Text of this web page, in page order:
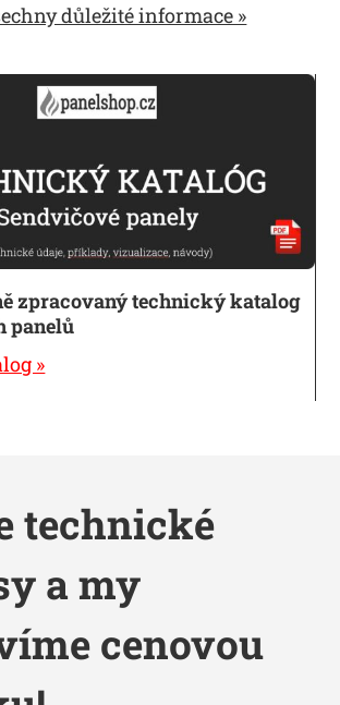
důležité informace »
zpracovaný technický katalog
panelů
»
technické
a my
cenovou